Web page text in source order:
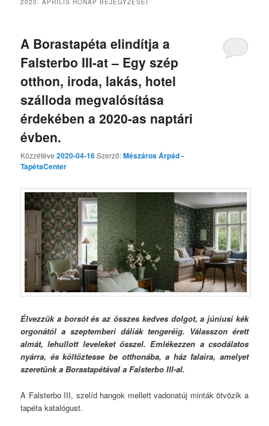
2020. ÁPRILIS HÓNAP BEJEGYZÉSEI
A Borastapéta elindítja a
Falsterbo III-at – Egy szép
otthon, iroda, lakás, hotel
szálloda megvalósítása
érdekében a 2020-as naptári
évben.
Közzétéve2020-04-16Szerző:Mészáros Árpád -
TapétaCenter
Élvezzük a borsót és az összes kedves dolgot, a júniusi kék
orgonától a szeptemberi dáliák tengeréig. Válasszon érett
almát, lehullott leveleket ősszel. Emlékezzen a csodálatos
nyárra, és költöztesse be otthonába, a ház falaira, amelyet
szeretünk a BorastapétávaI a Falsterbo III-al.
A Falsterbo III, szelíd hangok mellett vadonatúj minták ötvözik a
tapéta katalógust.